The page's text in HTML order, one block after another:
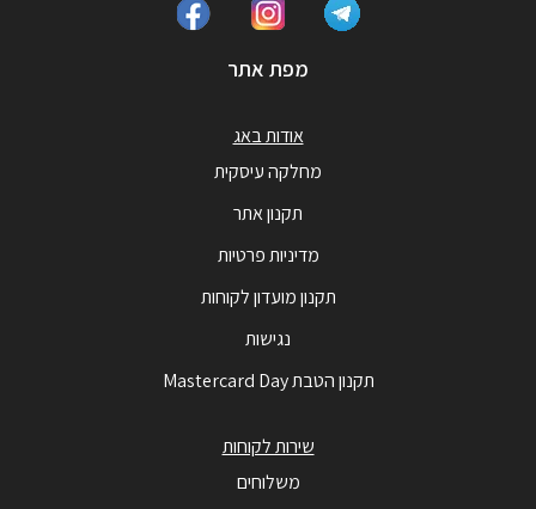
מפת אתר
אודות באג
מחלקה עיסקית
תקנון אתר
מדיניות פרטיות
תקנון מועדון לקוחות
נגישות
תקנון הטבת Mastercard Day
שירות לקוחות
משלוחים